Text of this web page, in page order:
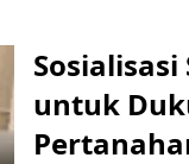
Sosialisasi
untuk